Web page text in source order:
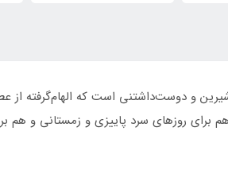
برای روزهای سرد پاییزی و زمستانی و هم